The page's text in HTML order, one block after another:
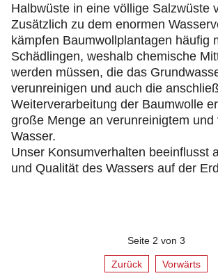
Halbwüste in eine völlige Salzwüste
Zusätzlich zu dem enormen
kämpfen Baumwollplantagen häufig
Schädlingen, weshalb chemische
werden müssen, die das
verunreinigen und auch die
Weiterverarbeitung der Baumwolle
große Menge an verunreinigtem und
Wasser.
Unser Konsumverhalten beeinflusst
und Qualität des Wassers auf der
Seite 2 von 3
Zurück Vorwärts